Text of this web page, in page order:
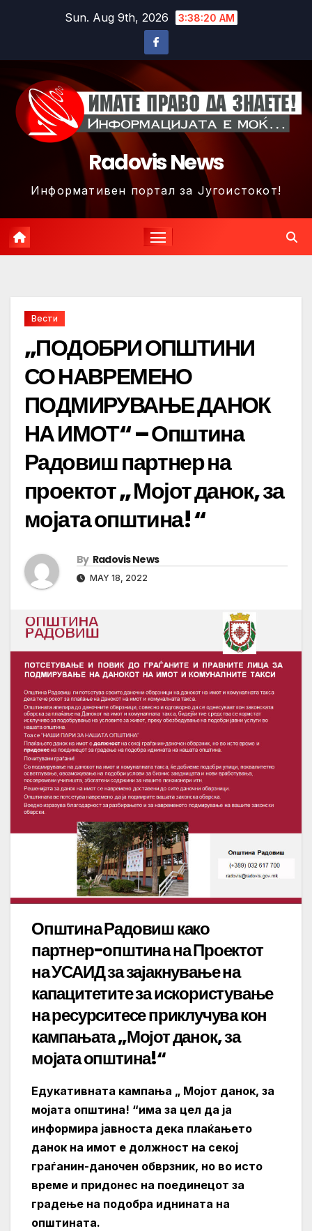
Sun. Aug 9th, 2026 3:38:22 AM
Radovis News
Информативен портал за Југоистокот!
Вести
„ПОДОБРИ ОПШТИНИ
СО НАВРЕМЕНО
ПОДМИРУВАЊЕ ДАНОК
НА ИМОТ“ – Општина
Радовиш партнер на
проектот „ Мојот данок, за
мојата општина! “
By Radovis News
MAY 18, 2022
Општина Радовиш како
партнер-општина на Проектот
на УСАИД за зајакнување на
капацитетите за искористување
на ресурситесе приклучува кон
кампањата „Мојот данок, за
мојата општина!“
Едукативната кампања „ Мојот данок, за
мојата општина! “има за цел да ја
информира јавноста дека плаќањето
данок на имот е должност на секој
граѓанин-даночен обврзник, но во исто
време и придонес на поединецот за
градење на подобра иднината на
општината.